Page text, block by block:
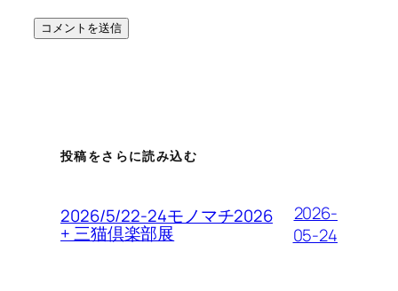
投稿をさらに読み込む
2026/5/22-24モノマチ2026
+ 三猫倶楽部展
2026-
05-24